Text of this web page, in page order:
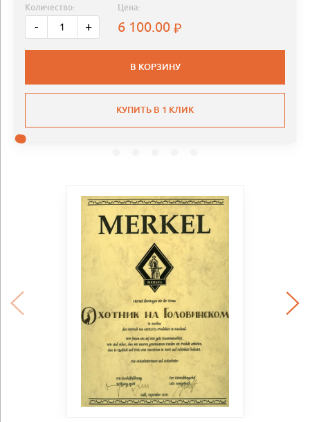
Количество:
- +
Цена:
6 100.00
В КОРЗИНУ
КУПИТЬ В 1 КЛИК